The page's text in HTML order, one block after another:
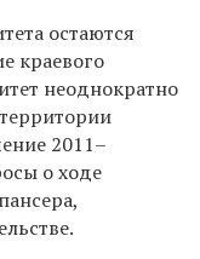
остаются
краевого
неоднократно
2011–
о ходе